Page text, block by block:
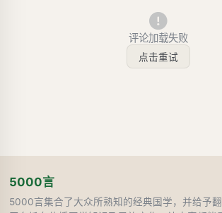
评论加载失败
点击重试
5000言
5000言集合了大众所熟知的经典国学，并给予翻